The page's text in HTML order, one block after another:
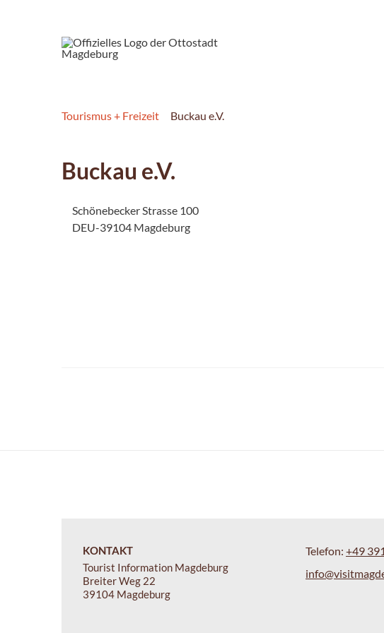
Tourismus + Freizeit Buckau e.V.
Buckau e.V.
Schönebecker Strasse 100
DEU-39104 Magdeburg
KONTAKT
Tourist Information Magdeburg
Breiter Weg 22
39104 Magdeburg
Telefon: +49